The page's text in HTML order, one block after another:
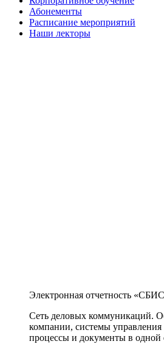
Абонементы
Расписание мероприятий
Наши лекторы
Электронная отчетность
Сеть деловых коммуникаций.
компании, системы управления
процессы и документы в одной